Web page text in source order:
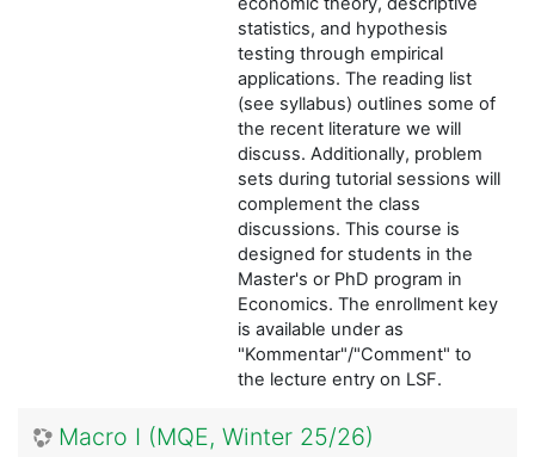
statistics, and hypothesis
testing through empirical
applications. The reading list
(see syllabus) outlines some of
the recent literature we will
discuss. Additionally, problem
sets during tutorial sessions will
complement the class
discussions. This course is
designed for students in the
Master's or PhD program in
Economics. The enrollment key
is available under as
"Kommentar"/"Comment" to
the lecture entry on LSF.
Macro I (MQE, Winter 25/26)